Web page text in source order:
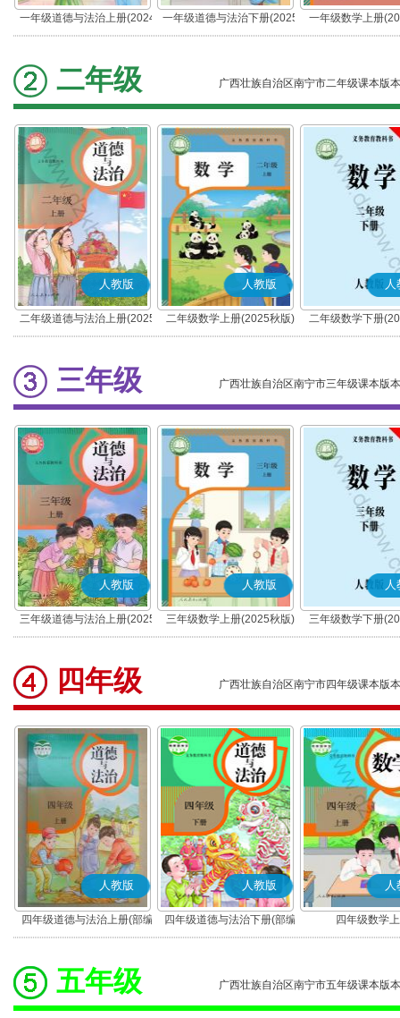
一年级道德与法治上册(2024
秋版)(部编版)
一年级道德与法治下册(2025
春版)(部编版)
一年级数学上册
二年级 广西壮族自治区南宁市二年级课本版本
人教版
二年级道德与法治上册(2025
秋版)(部编版)
人教版
二年级数学上册(2025秋版)
人
二年级数学下册
三年级 广西壮族自治区南宁市三年级课本版本
人教版
三年级道德与法治上册(2025
秋版)(部编版)
人教版
三年级数学上册(2025秋版)
人
三年级数学下册
四年级 广西壮族自治区南宁市四年级课本版本
人教版
四年级道德与法治上册(部编
版)
人教版
四年级道德与法治下册(部编
版)
人
四年级数学
五年级 广西壮族自治区南宁市五年级课本版本